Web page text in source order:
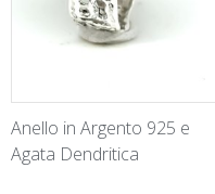
Anello in Argento 925 e
Agata Dendritica